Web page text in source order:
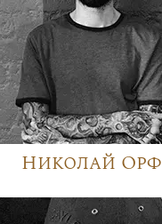
Николай Орф